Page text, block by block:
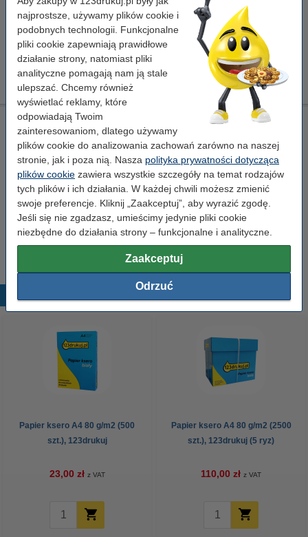
najprostsze, używamy plików cookie i
podobnych technologii. Funkcjonalne
pliki cookie zapewniają prawidłowe
działanie strony, natomiast pliki
analityczne pomagają nam ją stale
ulepszać. Chcemy również
wyświetlać reklamy, które
odpowiadają Twoim
zainteresowaniom, dlatego używamy
plików cookie do analizowania zachowań zarówno na naszej
stronie, jak i poza nią. Nasza polityka prywatności dotycząca
plików cookie zawiera wszystkie szczegóły na temat rodzajów
tych plików i ich działania. W każdej chwili możesz zmienić
swoje preferencje. Kliknij „Zaakceptuj”, aby wyrazić zgodę.
Jeśli się nie zgadzasz, umieścimy jedynie pliki cookie
niezbędne do działania strony – funkcjonalne i analityczne.
Zaakceptuj
Odrzuć
rolka utrwalacza ± 15.000 stron
Kliknij i sprawdź całą specyfikacje
Dostawa: 2-3 dni robocze
499,00 zł Zamawiam
Ściereczka do czyszczenia drukarki laserowej
ściereczka do czyszczenia 43 x 32 cm
Kliknij i sprawdź całą specyfikacje
Dostępny
Zamów na wtorek
7,50 zł Zamawiam
Papier ksero A4 80 g/m2 (500
szt.), 123drukuj
23,00 zł z VAT
Papier ksero A4 80 g/m2 (2500
szt.), 123drukuj (5 ryz)
110,00 zł z VAT